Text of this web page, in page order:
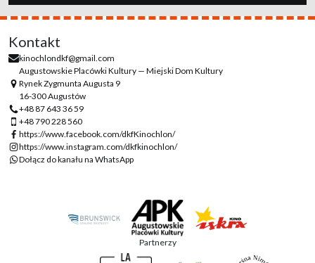
Kontakt
kinochlondkf@gmail.com
Augustowskie Placówki Kultury — Miejski Dom Kultury
Rynek Zygmunta Augusta 9
16-300 Augustów
+48 87 643 36 59
+48 790 228 560
https://www.facebook.com/dkfKinochlon/
https://www.instagram.com/dkfkinochlon/
Dołącz do kanału na WhatsApp
Partnerzy